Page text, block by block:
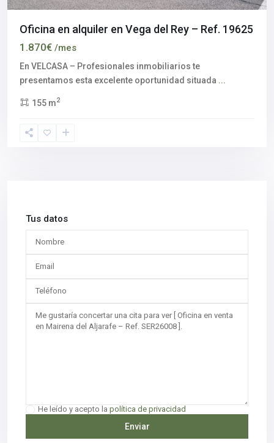
Oficina en alquiler en Vega del Rey – Ref. 19625
1.870€ /mes
En VELCASA – Profesionales inmobiliarios te
presentamos esta excelente oportunidad situada ...
155 m2
Tus datos
He leído y acepto la política de privacidad